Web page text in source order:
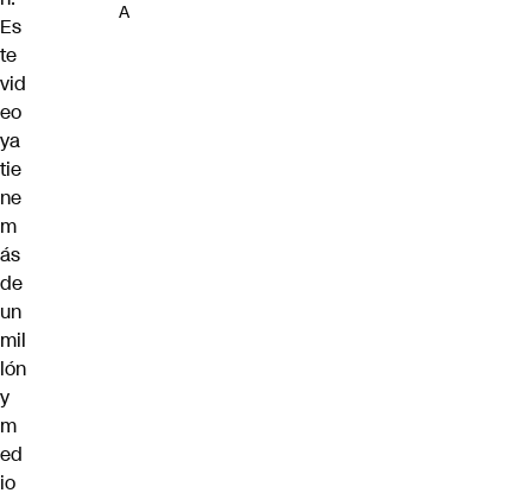
Es
te
vid
eo
ya
tie
ne
m
ás
de
un
mil
lón
y
m
ed
io
A